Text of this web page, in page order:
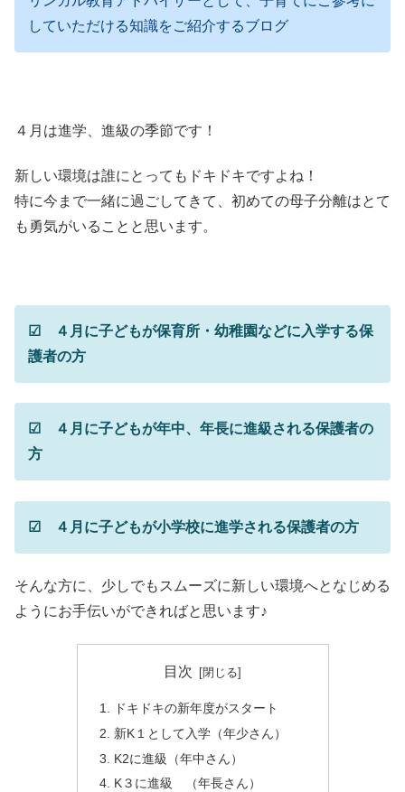
していただける知識をご紹介するブログ
４月は進学、進級の季節です！
新しい環境は誰にとってもドキドキですよね！
特に今まで一緒に過ごしてきて、初めての母子分離はとて
も勇気がいることと思います。
☑ ４月に子どもが保育所・幼稚園などに入学する保
護者の方
☑ ４月に子どもが年中、年長に進級される保護者の
方
☑ ４月に子どもが小学校に進学される保護者の方
そんな方に、少しでもスムーズに新しい環境へとなじめる
ようにお手伝いができればと思います♪
目次
ドキドキの新年度がスタート
新K１として入学（年少さん）
K2に進級（年中さん）
K３に進級 （年長さん）